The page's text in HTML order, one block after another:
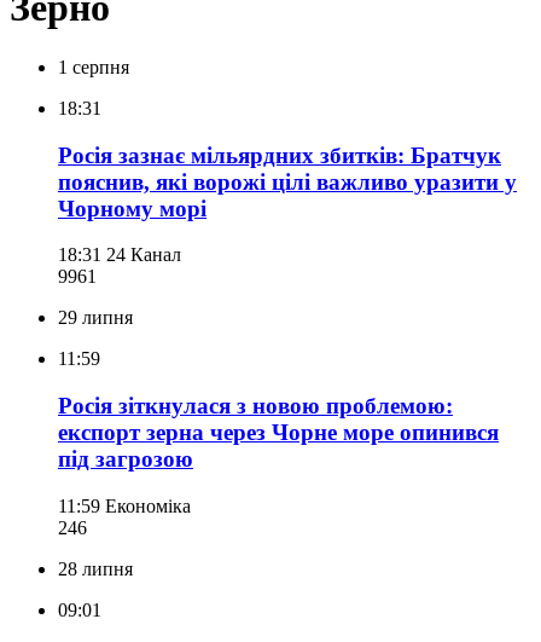
1 серпня
18:31
Росія зазнає мільярдних збитків: Братчук
пояснив, які ворожі цілі важливо уразити у
Чорному морі
18:31 24 Канал
9961
29 липня
11:59
Росія зіткнулася з новою проблемою:
експорт зерна через Чорне море опинився
під загрозою
11:59 Економіка
246
28 липня
09:01